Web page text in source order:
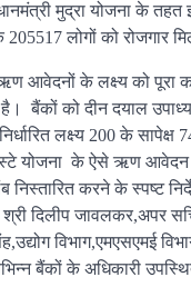
मुद्रा योजना के तहत
लोगों को रोजगार
ऋण आवेदनों के लक्ष्य को पूरा
बैंकों को दीन दयाल
लक्ष्य 200 के सापेक्ष
स्टे योजना के ऐसे ऋण
करने के स्पष्ट
दिलीप जावलकर,अपर
विभाग,एमएसएमई
बैंकों के अधिकारी